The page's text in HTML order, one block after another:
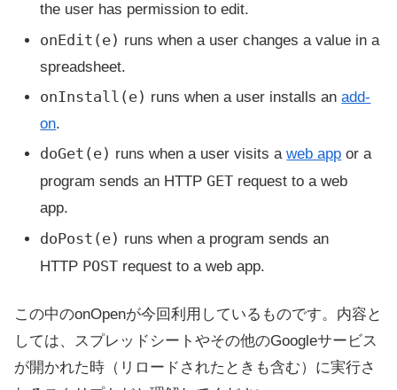
the user has permission to edit.
onEdit(e) runs when a user changes a value in a
spreadsheet.
onInstall(e) runs when a user installs anadd-
on.
doGet(e) runs when a user visits aweb app or a
program sends an HTTPGET request to a web
app.
doPost(e) runs when a program sends an
HTTP POST request to a web app.
この中のonOpenが今回利用しているものです。内容と
しては、スプレッドシートやその他のGoogleサービス
が開かれた時（リロードされたときも含む）に実行さ